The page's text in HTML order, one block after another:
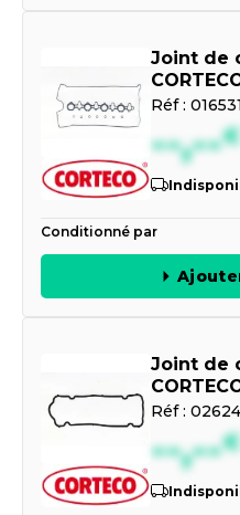
Joint de
Réf :
--,--€
Conditionné par
Joint de
Réf :
--,--€